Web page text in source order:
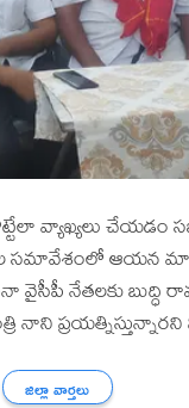
వ్యాఖ్యలు చేయడం
ఆయన
వైసీపీ నేతలకు బుద్ధి
నాని
జిల్లా వార్తలు